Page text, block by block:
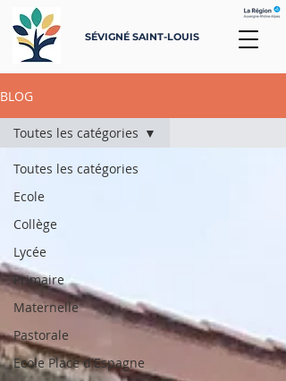
SÉVIGNÉ SAINT-LOUIS
BLOG
Toutes les catégories
Ecole
Collège
Lycée
Primaire
Maternelle
Pastorale
Ecole Place d'Espagne
Toutes les catégories